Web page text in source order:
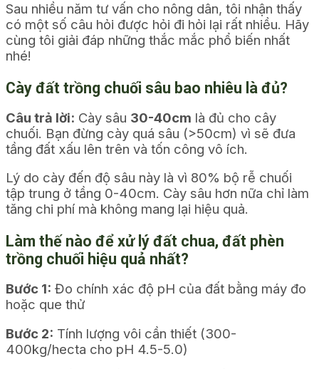
Sau nhiều năm tư vấn cho nông dân, tôi nhận thấy
có một số câu hỏi được hỏi đi hỏi lại rất nhiều. Hãy
cùng tôi giải đáp những thắc mắc phổ biến nhất
nhé!
Cày đất trồng chuối sâu bao nhiêu là đủ?
Câu trả lời: Cày sâu 30-40cm là đủ cho cây
chuối. Bạn đừng cày quá sâu (>50cm) vì sẽ đưa
tầng đất xấu lên trên và tốn công vô ích.
Lý do cày đến độ sâu này là vì 80% bộ rễ chuối
tập trung ở tầng 0-40cm. Cày sâu hơn nữa chỉ làm
tăng chi phí mà không mang lại hiệu quả.
Làm thế nào để xử lý đất chua, đất phèn
trồng chuối hiệu quả nhất?
Bước 1: Đo chính xác độ pH của đất bằng máy đo
hoặc que thử
Bước 2: Tính lượng vôi cần thiết (300-
400kg/hecta cho pH 4.5-5.0)